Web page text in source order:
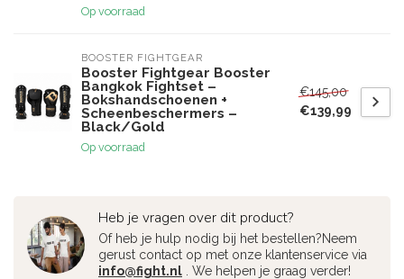
Op voorraad
BOOSTER FIGHTGEAR
Booster Fightgear Booster
Bangkok Fightset –
Bokshandschoenen +
Scheenbeschermers –
Black/Gold
Op voorraad
€145,00
€139,99
Heb je vragen over dit product?
Of heb je hulp nodig bij het bestellen?Neem
gerust contact op met onze klantenservice via
info@fight.nl . We helpen je graag verder!